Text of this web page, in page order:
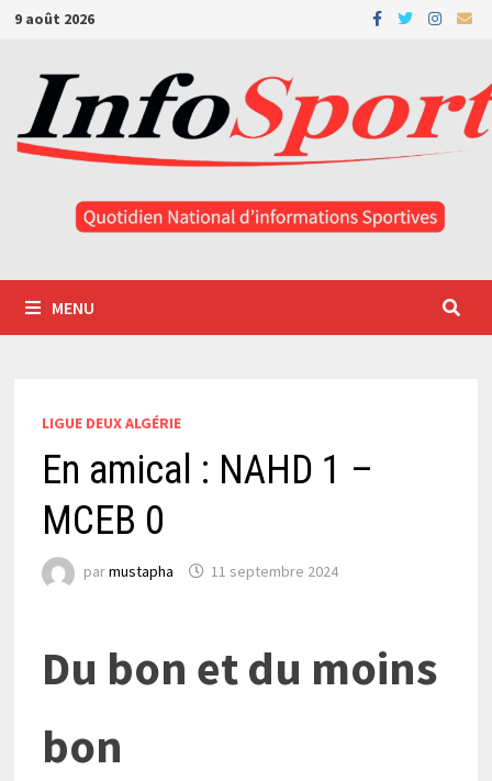
Passer
contenu
9 août 2026
MENU
LIGUE DEUX ALGÉRIE
En amical : NAHD 1 –
MCEB 0
parmustapha 11 septembre 2024
Du bon et du moins
bon